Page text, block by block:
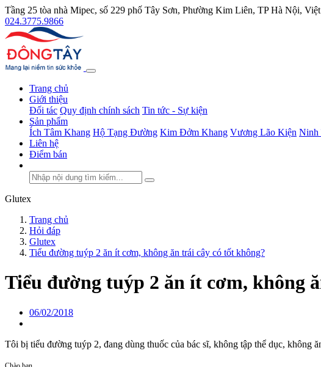
Tầng 25 tòa nhà Mipec, số 229 phố Tây Sơn, Phường Kim Liên, TP Hà Nội,
024.3775.9866
Trang chủ
Giới thiệu
Đối tác Quy định chính sách Tin tức - Sự kiện
Sản phẩm
Ích Tâm Khang Hộ Tạng Đường Kim Đởm Khang Vương Lão Kiện Ninh
Liên hệ
Điểm bán
Glutex
Trang chủ
Hỏi đáp
Glutex
Tiểu đường tuýp 2 ăn ít cơm, không ăn trái cây có tốt không?
Tiểu đường tuýp 2 ăn ít cơm, không
06/02/2018
Tôi bị tiểu đường tuýp 2, đang dùng thuốc của bác sĩ, không tập thể dục, không